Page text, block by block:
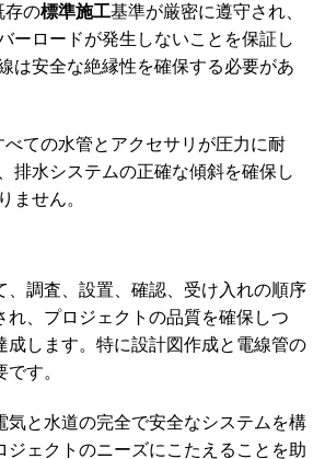
の標準施工基準が厳密に遵守され、
ーロードが発生しないことを保証し
は安全な絶縁性を確保する必要があ
ての水管とアクセサリが圧力に耐
排水システムの正確な傾斜を確保し
ません。
、調査、設置、確認、受け入れの順序
れ、プロジェクトの品質を確保しつ
成します。特に設計図作成と電線管の
す。
気と水道の完全で安全なシステムを構
ジェクトのニーズにこたえることを助